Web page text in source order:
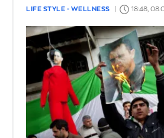
LIFE STYLE - WELLNESS 18:48,